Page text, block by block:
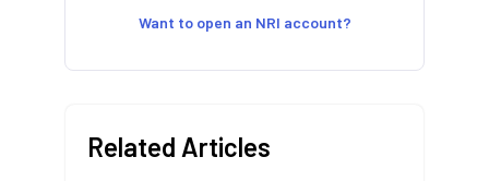
Want to open an NRI account?
Related Articles